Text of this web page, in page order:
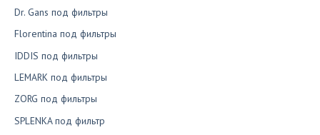
Dr. Gans под фильтры
Florentina под фильтры
IDDIS под фильтры
LEMARK под фильтры
ZORG под фильтры
SPLENKA под фильтр